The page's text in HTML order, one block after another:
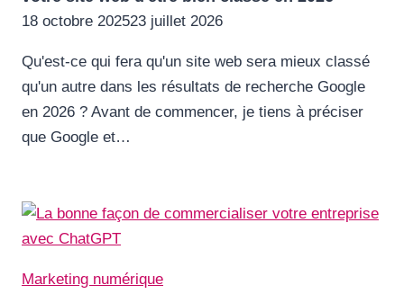
18 octobre 202523 juillet 2026
Qu'est-ce qui fera qu'un site web sera mieux classé
qu'un autre dans les résultats de recherche Google
en 2026 ? Avant de commencer, je tiens à préciser
que Google et…
Marketing numérique